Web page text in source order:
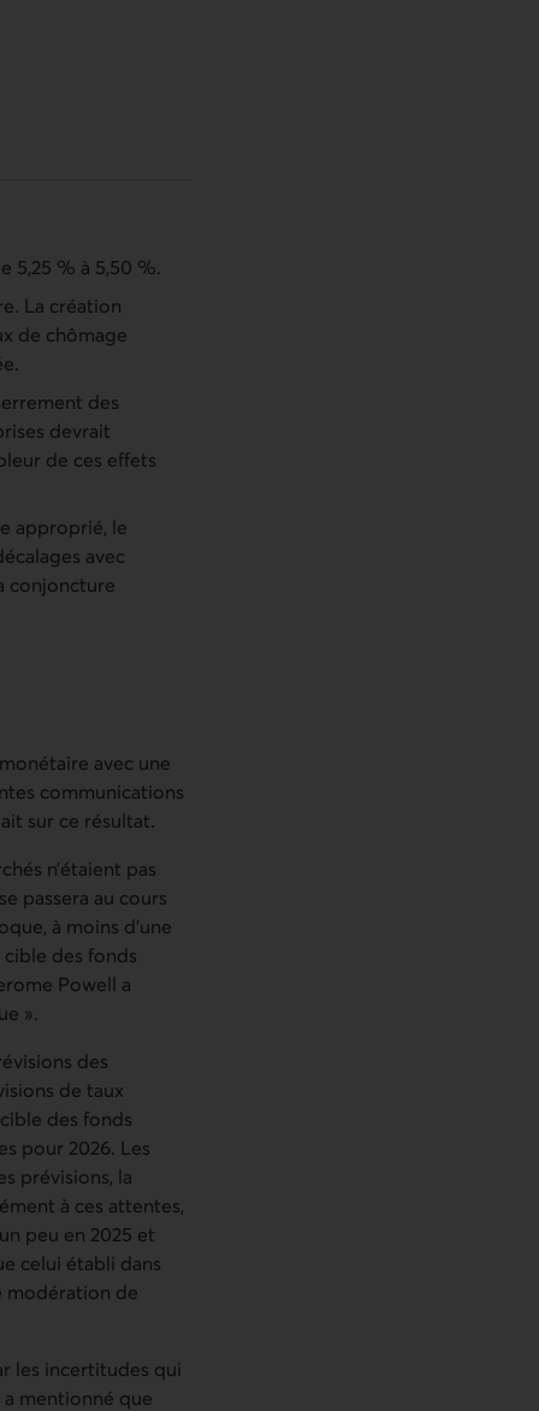
5,25 % à 5,50 %.
La création
de chômage
des
devrait
de ces effets
approprié, le
avec
conjoncture
avec une
communications
sur ce résultat.
n’étaient pas
passera au cours
à moins d’une
des fonds
Powell a
».
des
de taux
des fonds
pour 2026. Les
prévisions, la
à ces attentes,
peu en 2025 et
celui établi dans
modération de
les incertitudes qui
mentionné que